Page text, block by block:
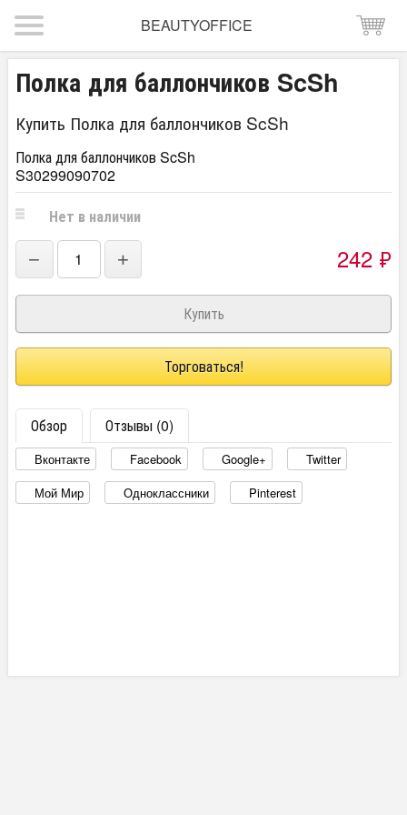
BEAUTYOFFICE
Полка для баллончиков ScSh
Купить Полка для баллончиков ScSh
Полка для баллончиков ScSh
S30299090702
Нет в наличии
− + 242 ₽
Торговаться!
Обзор Отзывы (0)
Вконтакте Facebook Google+
Twitter
Мой Мир
Одноклассники Pinterest